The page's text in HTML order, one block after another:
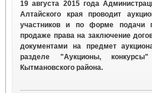
19 августа 2015 года
Алтайского края проводит
участников и по форме подачи
продаже права на заключение
документами на предмет
разделе "Аукционы,
Кытмановского района.